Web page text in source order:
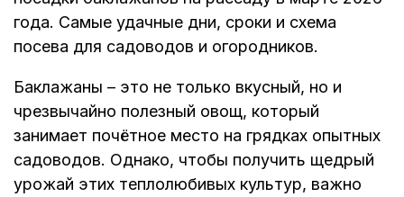
года. Самые удачные дни, сроки и схема
посева для садоводов и огородников.
Баклажаны – это не только вкусный, но и
чрезвычайно полезный овощ, который
занимает почётное место на грядках опытных
садоводов. Однако, чтобы получить щедрый
урожай этих теплолюбивых культур, важно